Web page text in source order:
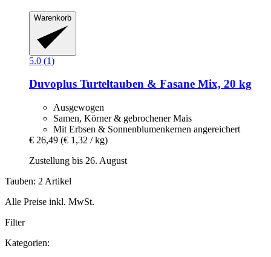
Warenkorb
5.0 (1)
Duvoplus Turteltauben & Fasane Mix, 20 kg
Ausgewogen
Samen, Körner & gebrochener Mais
Mit Erbsen & Sonnenblumenkernen angereichert
€ 26,49 (€ 1,32 / kg)
Zustellung bis 26. August
Tauben: 2 Artikel
Alle Preise inkl. MwSt.
Filter
Kategorien: